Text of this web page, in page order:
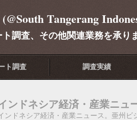
Tangerang
調査、その他関連業務を承り
ト調査 調査実績
ンドネシア経済・産業ニュ
ンドネシア経済・産業ニュース。亜州